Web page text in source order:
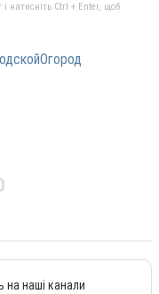
натисніть Ctrl + Enter, щоб
на наші канали